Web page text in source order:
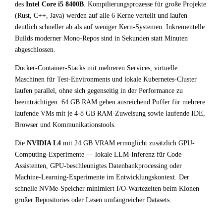
des Intel Core i5 8400B. Kompilierungsprozesse für große Projekte
(Rust, C++, Java) werden auf alle 6 Kerne verteilt und laufen
deutlich schneller ab als auf weniger Kern-Systemen. Inkrementelle
Builds moderner Mono-Repos sind in Sekunden statt Minuten
abgeschlossen.
Docker-Container-Stacks mit mehreren Services, virtuelle
Maschinen für Test-Environments und lokale Kubernetes-Cluster
laufen parallel, ohne sich gegenseitig in der Performance zu
beeinträchtigen. 64 GB RAM geben ausreichend Puffer für mehrere
laufende VMs mit je 4-8 GB RAM-Zuweisung sowie laufende IDE,
Browser und Kommunikationstools.
Die NVIDIA L4 mit 24 GB VRAM ermöglicht zusätzlich GPU-
Computing-Experimente — lokale LLM-Inferenz für Code-
Assistenten, GPU-beschleunigtes Datenbankprocessing oder
Machine-Learning-Experimente im Entwicklungskontext. Der
schnelle NVMe-Speicher minimiert I/O-Wartezeiten beim Klonen
großer Repositories oder Lesen umfangreicher Datasets.